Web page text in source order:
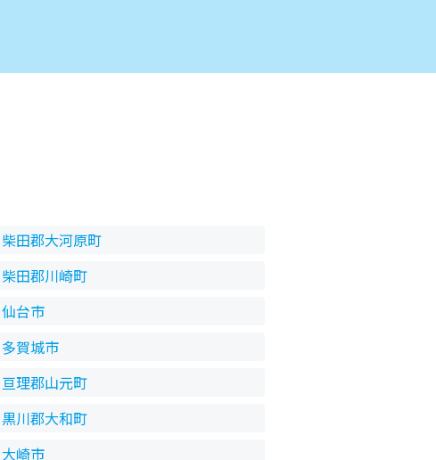
柴田郡大河原町
柴田郡川崎町
仙台市
多賀城市
亘理郡山元町
黒川郡大和町
大崎市